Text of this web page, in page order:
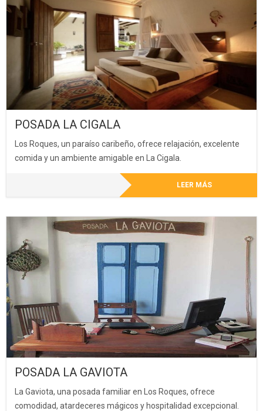
POSADA LA CIGALA
Los Roques, un paraíso caribeño, ofrece relajación, excelente
comida y un ambiente amigable en La Cigala.
LEER MÁS
POSADA LA GAVIOTA
La Gaviota, una posada familiar en Los Roques, ofrece
comodidad, atardeceres mágicos y hospitalidad excepcional.